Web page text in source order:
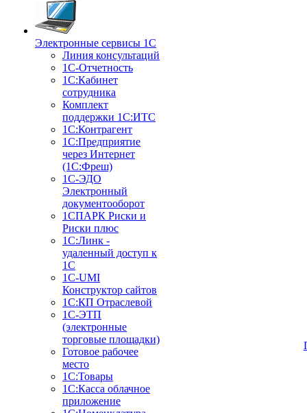
Электронные сервисы 1С
Линия консультаций
1С-Отчетность
1С:Кабинет
сотрудника
Комплект
поддержки 1С:ИТС
1С:Контрагент
1С:Предприятие
через Интернет
(1С:Фреш)
1С-ЭДО
Электронный
документооборот
1СПАРК Риски и
Риски плюс
1С:Линк -
удаленный доступ к
1С
1С-UMI
Конструктор сайтов
1С:КП Отраслевой
1С-ЭТП
(электронные
торговые площадки)
Готовое рабочее
место
1С:Товары
1С:Касса облачное
приложение